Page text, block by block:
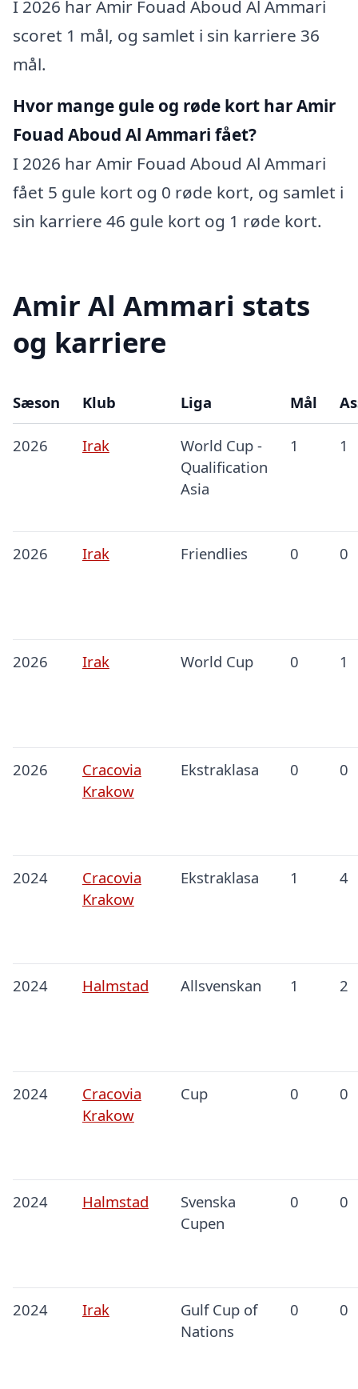
I 2026 har Amir Fouad Aboud Al Ammari
scoret 1 mål, og samlet i sin karriere 36
mål.
Hvor mange gule og røde kort har Amir
Fouad Aboud Al Ammari fået?
I 2026 har Amir Fouad Aboud Al Ammari
fået 5 gule kort og 0 røde kort, og samlet i
sin karriere 46 gule kort og 1 røde kort.
Amir Al Ammari stats
og karriere
Sæson Klub Liga Mål
2026 Irak
World Cup -
Qualification
Asia
1 1
2026 Irak Friendlies 0 0
2026 Irak World Cup 0 1
2026
Cracovia
Krakow
Ekstraklasa 0 0
2024
Cracovia
Krakow
Ekstraklasa 1 4
2024 Halmstad Allsvenskan 1 2
2024
Cracovia
Krakow
Cup 0 0
2024 Halmstad
Svenska
Cupen
0 0
2024 Irak
Gulf Cup of
Nations
0 0